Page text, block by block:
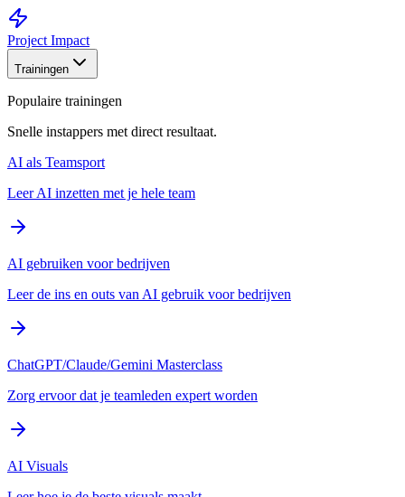
Project Impact
Trainingen
Populaire trainingen
Snelle instappers met direct resultaat.
AI als Teamsport
Leer AI inzetten met je hele team
AI gebruiken voor bedrijven
Leer de ins en outs van AI gebruik voor bedrijven
ChatGPT/Claude/Gemini Masterclass
Zorg ervoor dat je teamleden expert worden
AI Visuals